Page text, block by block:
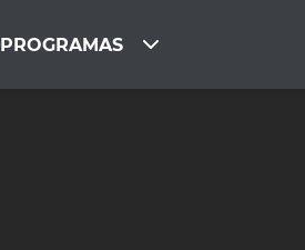
PROGRAMAS